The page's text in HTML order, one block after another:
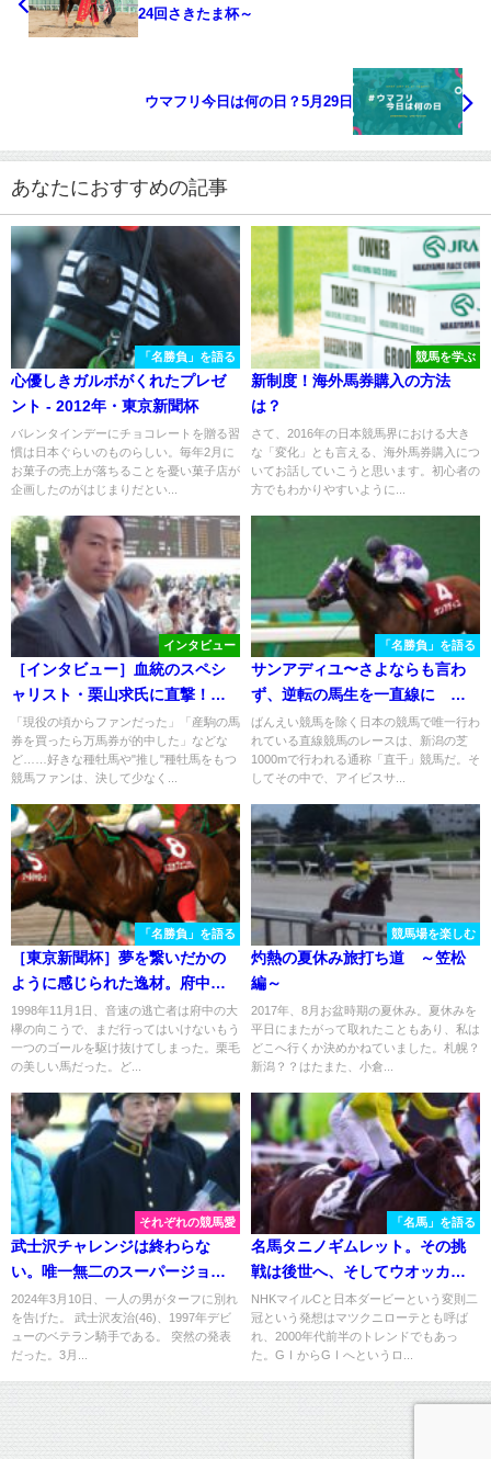
24回さきたま杯～
ウマフリ今日は何の日？5月29日
あなたにおすすめの記事
「名勝負」を語る
心優しきガルボがくれたプレゼ
ント - 2012年・東京新聞杯
バレンタインデーにチョコレートを贈る習
慣は日本ぐらいのものらしい。毎年2月に
お菓子の売上が落ちることを憂い菓子店が
企画したのがはじまりだとい...
競馬を学ぶ
新制度！海外馬券購入の方法
は？
さて、2016年の日本競馬界における大き
な「変化」とも言える、海外馬券購入につ
いてお話していこうと思います。初心者の
方でもわかりやすいように...
インタビュー
［インタビュー］血統のスペシ
ャリスト・栗山求氏に直撃！
好きな種牡馬や理想の種牡馬、
輸入して欲しい海外種牡馬と
は？
「現役の頃からファンだった」「産駒の馬
券を買ったら万馬券が的中した」などな
ど……好きな種牡馬や"推し"種牡馬をもつ
競馬ファンは、決して少なく...
「名勝負」を語る
サンアディユ〜さよならも言わ
ず、逆転の馬生を一直線に
2007年・アイビスSD〜
ばんえい競馬を除く日本の競馬で唯一行わ
れている直線競馬のレースは、新潟の芝
1000mで行われる通称「直千」競馬だ。そ
してその中で、アイビスサ...
「名勝負」を語る
［東京新聞杯］夢を繋いだかの
ように感じられた逸材。府中で
末脚が光った一戦を振り返る。 -
2007年・スズカフェニックス
1998年11月1日、音速の逃亡者は府中の大
欅の向こうで、まだ行ってはいけないもう
一つのゴールを駆け抜けてしまった。栗毛
の美しい馬だった。ど...
競馬場を楽しむ
灼熱の夏休み旅打ち道 ～笠松
編～
2017年、8月お盆時期の夏休み。夏休みを
平日にまたがって取れたこともあり、私は
どこへ行くか決めかねていました。札幌？
新潟？？はたまた、小倉...
それぞれの競馬愛
武士沢チャレンジは終わらな
い。唯一無二のスーパージョッ
キー、武士沢騎手の引退によせ
て
2024年3月10日、一人の男がターフに別れ
を告げた。 武士沢友治(46)、1997年デビ
ューのベテラン騎手である。 突然の発表
だった。3月...
「名馬」を語る
名馬タニノギムレット。その挑
戦は後世へ、そしてウオッカ
へ。 - 2002年日本ダービー
NHKマイルCと日本ダービーという変則二
冠という発想はマツクニローテとも呼ば
れ、2000年代前半のトレンドでもあっ
た。GⅠからGⅠへというロ...